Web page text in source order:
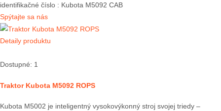
identifikačné číslo : Kubota M5092 CAB
Spýtajte sa nás
Detaily produktu
Dostupné: 1
Traktor Kubota M5092 ROPS
Kubota M5002 je inteligentný vysokovýkonný stroj svojej triedy –